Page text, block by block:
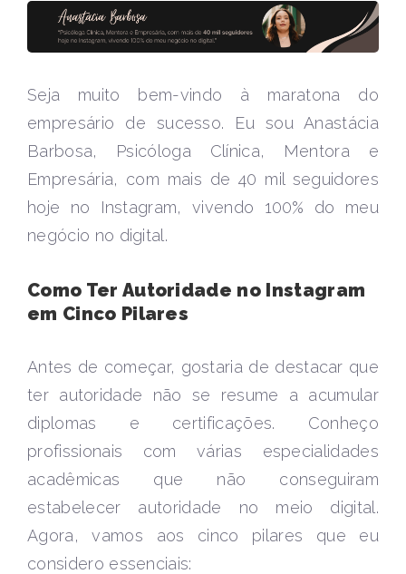
Seja muito bem-vindo à maratona do
empresário de sucesso. Eu sou Anastácia
Barbosa, Psicóloga Clínica, Mentora e
Empresária, com mais de 40 mil seguidores
hoje no Instagram, vivendo 100% do meu
negócio no digital.
Como Ter Autoridade no Instagram
em Cinco Pilares
Antes de começar, gostaria de destacar que
ter autoridade não se resume a acumular
diplomas e certificações. Conheço
profissionais com várias especialidades
acadêmicas que não conseguiram
estabelecer autoridade no meio digital.
Agora, vamos aos cinco pilares que eu
considero essenciais: